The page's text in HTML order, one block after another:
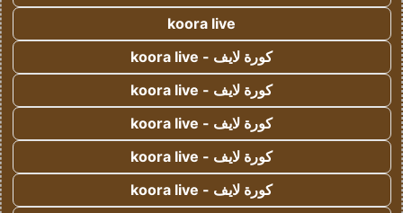
koora live
كورة لايف - koora live
كورة لايف - koora live
كورة لايف - koora live
كورة لايف - koora live
كورة لايف - koora live